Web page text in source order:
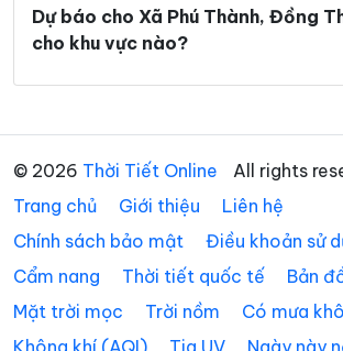
Xã Ngũ Hiệp Xã Phong
Xã Phương Thịnh Xã Tân Điền
Xã Tân Đông Xã Tân Dương
Xã Tân Hộ Cơ Xã Tân Hòa
Xã Tân Hồng Xã Tân Hương
Dự báo cho Xã Phú Thành, Đồng
cho khu vực nào?
© 2026 Thời Tiết Online
All rights
Trang chủ
Giới thiệu
Liên hệ
Chính sách bảo mật
Điều khoản sử
Cẩm nang
Thời tiết quốc tế
Bản
Mặt trời mọc
Trời nồm
Có mưa